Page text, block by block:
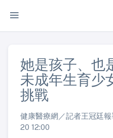
她是孩子、也
未成年生育少
挑戰
健康醫療網／記者王冠廷
20 12:00